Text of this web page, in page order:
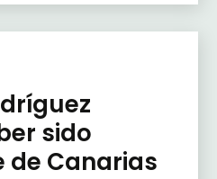
sido
de Canarias